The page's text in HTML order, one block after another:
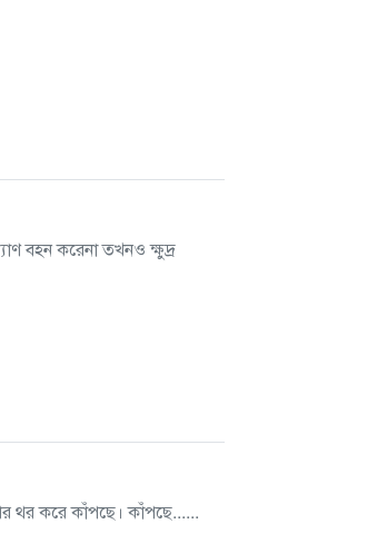
বহন করেনা তখনও ক্ষুদ্র
থর করে কাঁপছে। কাঁপছে......